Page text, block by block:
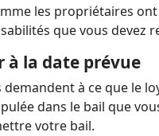
les propriétaires
que vous devez
à la date prévue
à ce que le
dans le bail que
votre bail.